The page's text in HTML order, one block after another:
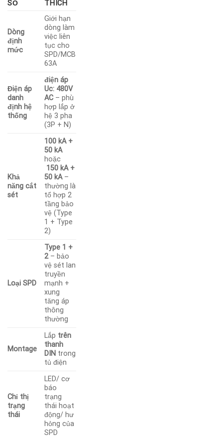
SỐ
THÍCH
Dòng
định
mức
Giới hạn
dòng làm
việc liên
tục cho
SPD/MCB
63A
Điện áp
danh
định hệ
thống
điện áp
Uc: 480V
AC – phù
hợp lắp ở
hệ 3 pha
(3P + N)
Khả
năng cắt
sét
100 kA +
50 kA
hoặc
150 kA +
50 kA–
thường là
tổ hợp 2
tầng bảo
vệ (Type
1 + Type
2)
Loại SPD
Type 1 +
2– bảo
vệ sét lan
truyền
mạnh +
xung
tăng áp
thông
thường
Montage
Lắp trên
thanh
DIN trong
tủ điện
Chỉ thị
trạng
thái
LED/ cơ
báo
trạng
thái hoạt
động/ hư
hỏng của
SPD